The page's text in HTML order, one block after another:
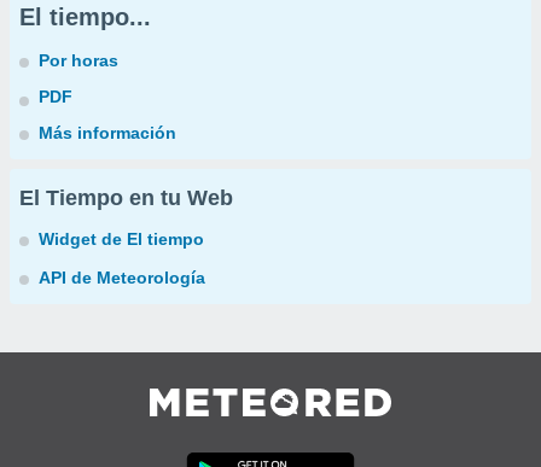
El tiempo...
Por horas
PDF
Más información
El Tiempo en tu Web
Widget de El tiempo
API de Meteorología